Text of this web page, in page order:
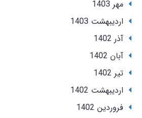
مهر 1403
ارديبهشت 1403
آذر 1402
آبان 1402
تير 1402
ارديبهشت 1402
فروردین 1402